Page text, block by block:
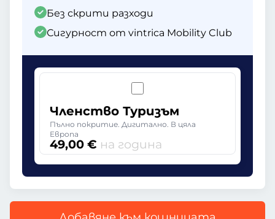
Без скрити разходи
Сигурност от vintrica Mobility Club
Членство Туризъм
Пълно покритие. Дигитално. В цяла
Европа
49,00 € на година